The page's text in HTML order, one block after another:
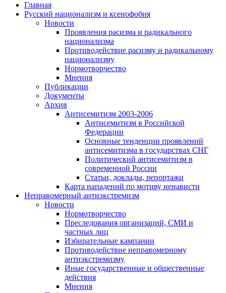
Главная
Русский национализм и ксенофобия
Новости
Проявления расизма и радикального
национализма
Противодействие расизму и радикальному
национализму
Нормотворчество
Мнения
Публикации
Документы
Архив
Антисемитизм 2003-2006
Антисемитизм в Российской
Федерации
Основные тенденции проявлений
антисемитизма в государствах СНГ
Политический антисемитизм в
современной России
Статьи, доклады, репортажи
Карта нападений по мотиву ненависти
Неправомерный антиэкстремизм
Новости
Нормотворчество
Преследования организаций, СМИ и
частных лиц
Избирательные кампании
Противодействие неправомерному
антиэкстремизму
Иные государственные и общественные
действия
Мнения